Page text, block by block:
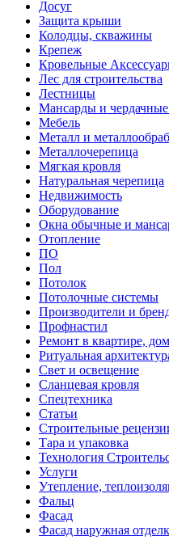
Досуг
Защита крыши
Колодцы, скважины
Крепеж
Кровельные
Лес для строительства
Лестницы
Мансарды и
Мебель
Металл и
Металлочерепица
Мягкая кровля
Натуральная черепица
Недвижимость
Оборудование
Окна обычные и
Отопление
ПО
Пол
Потолок
Потолочные системы
Производители и
Профнастил
Ремонт в квартире,
Ритуальная
Свет и освещение
Сланцевая кровля
Спецтехника
Статьи
Строительные
Тара и упаковка
Технология
Услуги
Утепление,
Фальц
Фасад
Фасад наружная